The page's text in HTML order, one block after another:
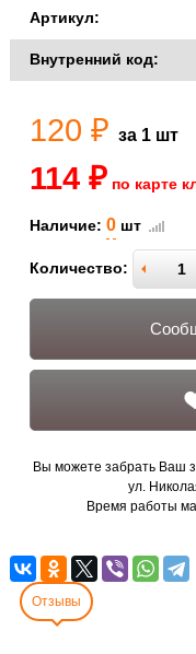
Артикул:
Внутренний код:
120 ₽ за 1 шт
114 ₽ по карте
Наличие: 0 шт
Количество:
Вы можете забрать Ваш
ул.
Время работы
Отзывы